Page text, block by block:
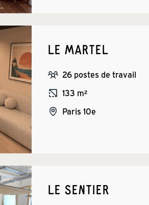
LE MARTEL
26 postes de travail
133 m²
Paris 10e
LE SENTIER